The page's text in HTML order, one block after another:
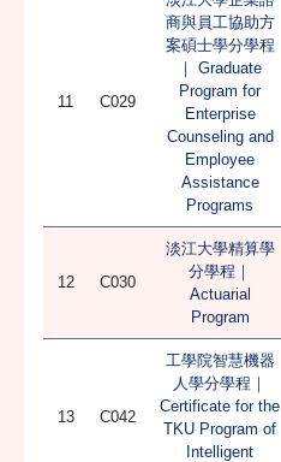
11 C029
商與員工協助方
案碩士學分學程
｜ Graduate
Program for
Enterprise
Counseling and
Employee
Assistance
Programs
12 C030
淡江大學精算學
分學程｜
Actuarial
Program
13 C042
工學院智慧機器
人學分學程｜
Certificate for the
TKU Program of
Intelligent